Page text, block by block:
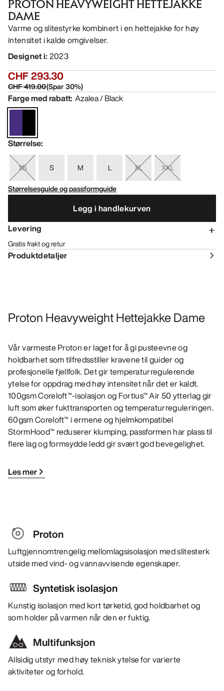
PROTON HEAVYWEIGHT HETTEJAKKE
DAME
Varme og slitestyrke kombinert i en hettejakke for høy
intensitet i kalde omgivelser.
Designet i: 2023
CHF 293.30
CHF 419.00(Spar30%)
Farge med rabatt: Azalea / Black
Størrelse:
XS S M L XL
XXL
Størrelsesguide og passformguide
Legg i handlekurven
Levering
Gratis frakt og retur
Produktdetaljer
Proton Heavyweight Hettejakke Dame
Vår varmeste Proton er laget for å gi pusteevne og
holdbarhet som tilfredsstiller kravene til guider og
profesjonelle fjellfolk. Det gir temperaturregulerende
ytelse for oppdrag med høy intensitet når det er kaldt.
100gsm Coreloft™-isolasjon og Fortius™ Air 50 ytterlag gir
luft som øker fukttransporten og temperaturreguleringen.
60gsm Coreloft™ i ermene og hjelmkompatibel
StormHood™ reduserer klumping, passformen har plass til
flere lag og formsydde ledd gir svært god bevegelighet.
Les mer
Proton
Luftgjennomtrengelig mellomlagsisolasjon med slitesterk
utside med vind- og vannavvisende egenskaper.
Syntetisk isolasjon
Kunstig isolasjon med kort tørketid, god holdbarhet og
som holder på varmen når den er fuktig.
Multifunksjon
Allsidig utstyr med høy teknisk ytelse for varierte
aktiviteter og forhold.